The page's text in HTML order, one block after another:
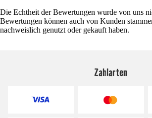
Die Echtheit der Bewertungen wurde von uns
Bewertungen können auch von Kunden
nachweislich genutzt oder gekauft haben.
Zahlarten